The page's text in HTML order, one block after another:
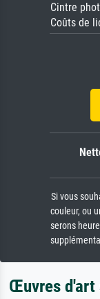
Cintre
Coûts de
Si vous
couleur, ou
serons
Œuvres d'art